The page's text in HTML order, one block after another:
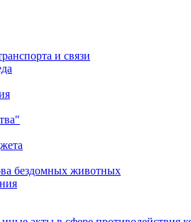
и связи
бездомных животных